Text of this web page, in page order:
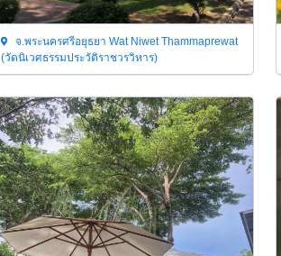
จ.พระนครศรีอยุธยา Wat Niwet Thammaprewat
(วัดนิเวศธรรมประวัติราชวรวิหาร)